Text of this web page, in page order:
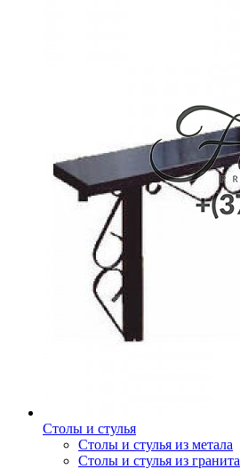
Столы и стулья
Столы и стулья из метала
Столы и стулья из гранита